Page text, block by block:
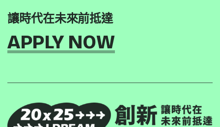
讓時代在未來前抵達
APPLY NOW